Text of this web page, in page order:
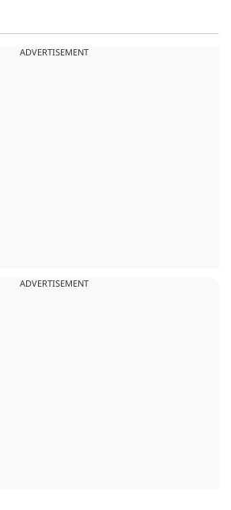
ADVERTISEMENT
ADVERTISEMENT